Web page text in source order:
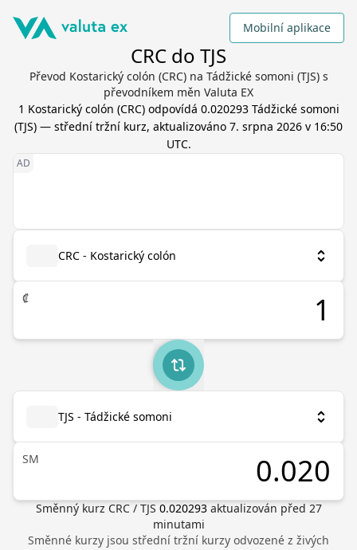
Mobilní aplikace
CRC do TJS
Převod Kostarický colón (CRC) na Tádžické somoni (TJS) s
převodníkem měn Valuta EX
1 Kostarický colón (CRC) odpovídá 0.020293 Tádžické somoni
(TJS) — střední tržní kurz, aktualizováno 7. srpna 2026 v 16:50
UTC.
CRC - Kostarický colón
₡
TJS - Tádžické somoni
ЅМ
Směnný kurz CRC/ TJS 0.020293 aktualizován před 27
minutami
Směnné kurzy jsou střední tržní kurzy odvozené z živých